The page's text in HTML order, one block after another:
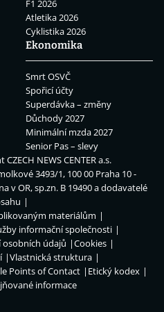
F1 2026
Atletika 2026
Cyklistika 2026
Ekonomika
Smrt OSVČ
Spořicí účty
Superdávka – změny
Důchody 2027
Minimální mzda 2027
Senior Pas – slevy
CZECH NEWS CENTER a.s.
3493/1, 100 00 Praha 10 -
v OR, sp.zn. B 19490 a dodavatelé
materiálům
informační společnosti
osobních údajů
Cookies
Vlastnická struktura
Points of Contact
Etický kodex
informace